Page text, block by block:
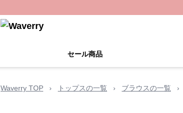
セール商品
Waverry TOP › トップスの一覧 › ブラウスの一覧 ›